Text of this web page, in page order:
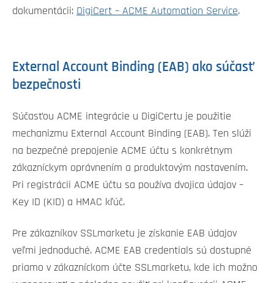
dokumentácii: DigiCert – ACME Automation Service.
External Account Binding (EAB) ako súčasť
bezpečnosti
Súčasťou ACME integrácie u DigiCertu je použitie
mechanizmu External Account Binding (EAB). Ten slúži
na bezpečné prepojenie ACME účtu s konkrétnym
zákazníckym oprávnením a produktovým nastavením.
Pri registrácii ACME účtu sa používa dvojica údajov –
Key ID (KID) a HMAC kľúč.
Pre zákazníkov SSLmarketu je získanie EAB údajov
veľmi jednoduché. ACME EAB credentials sú dostupné
priamo v zákazníckom účte SSLmarketu, kde ich možno